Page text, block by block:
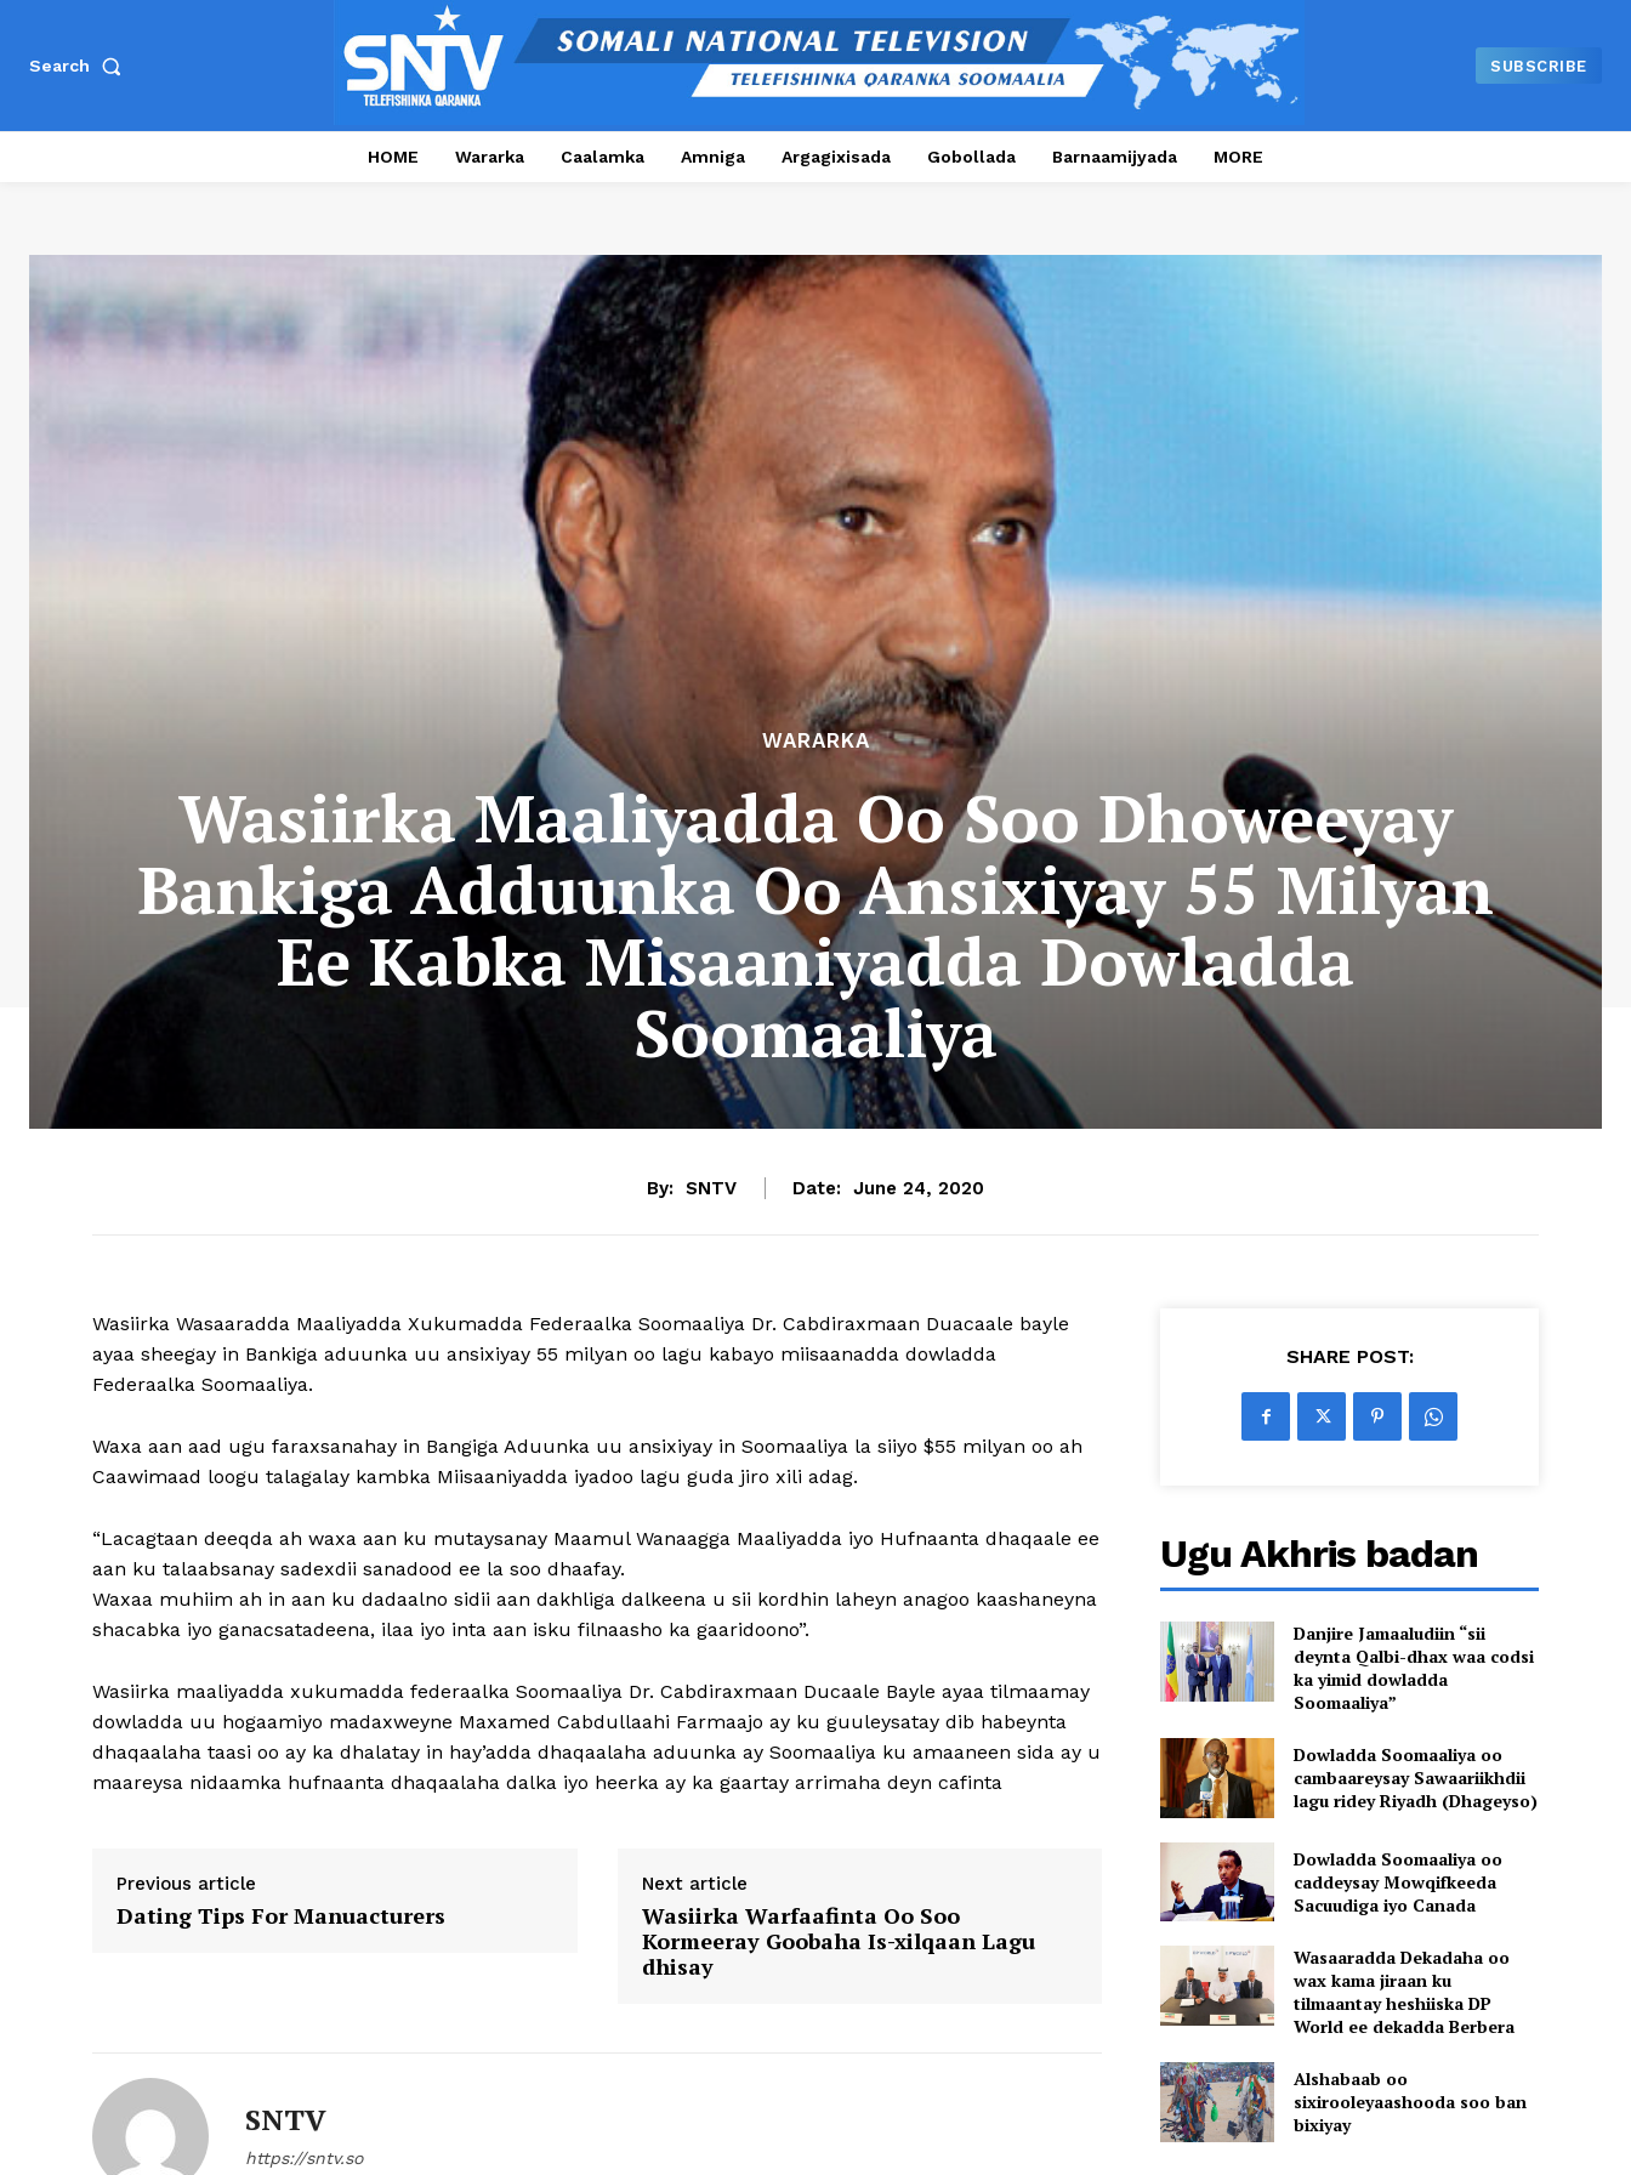
Search SUBSCRIBE
HOME Wararka Caalamka Amniga Argagixisada Gobollada Barnaamijyada MORE
WARARKA
Wasiirka Maaliyadda Oo Soo Dhoweeyay
Bankiga Adduunka Oo Ansixiyay 55 Milyan
Ee Kabka Misaaniyadda Dowladda
Soomaaliya
By: SNTV Date: June 24, 2020
Wasiirka Wasaaradda Maaliyadda Xukumadda Federaalka Soomaaliya Dr. Cabdiraxmaan Duacaale bayle
ayaa sheegay in Bankiga aduunka uu ansixiyay 55 milyan oo lagu kabayo miisaanadda dowladda
Federaalka Soomaaliya.
Waxa aan aad ugu faraxsanahay in Bangiga Aduunka uu ansixiyay in Soomaaliya la siiyo $55 milyan oo ah
Caawimaad loogu talagalay kambka Miisaaniyadda iyadoo lagu guda jiro xili adag.
“Lacagtaan deeqda ah waxa aan ku mutaysanay Maamul Wanaagga Maaliyadda iyo Hufnaanta dhaqaale ee
aan ku talaabsanay sadexdii sanadood ee la soo dhaafay.
Waxaa muhiim ah in aan ku dadaalno sidii aan dakhliga dalkeena u sii kordhin laheyn anagoo kaashaneyna
shacabka iyo ganacsatadeena, ilaa iyo inta aan isku filnaasho ka gaaridoono”.
Wasiirka maaliyadda xukumadda federaalka Soomaaliya Dr. Cabdiraxmaan Ducaale Bayle ayaa tilmaamay
dowladda uu hogaamiyo madaxweyne Maxamed Cabdullaahi Farmaajo ay ku guuleysatay dib habeynta
dhaqaalaha taasi oo ay ka dhalatay in hay’adda dhaqaalaha aduunka ay Soomaaliya ku amaaneen sida ay u
maareysa nidaamka hufnaanta dhaqaalaha dalka iyo heerka ay ka gaartay arrimaha deyn cafinta
Previous article
Dating Tips For Manuacturers
Next article
Wasiirka Warfaafinta Oo Soo
Kormeeray Goobaha Is-xilqaan Lagu
dhisay
SNTV
https://sntv.so
SHARE POST:
Ugu Akhris badan
Danjire Jamaaludiin “sii
deynta Qalbi-dhax waa codsi
ka yimid dowladda
Soomaaliya”
Dowladda Soomaaliya oo
cambaareysay Sawaariikhdii
lagu ridey Riyadh (Dhageyso)
Dowladda Soomaaliya oo
caddeysay Mowqifkeeda
Sacuudiga iyo Canada
Wasaaradda Dekadaha oo
wax kama jiraan ku
tilmaantay heshiiska DP
World ee dekadda Berbera
Alshabaab oo
sixirooleyaashooda soo ban
bixiyay